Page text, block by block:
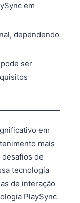
em
dependendo
ser
em
mais
de
tecnologia
de interação
PlaySync